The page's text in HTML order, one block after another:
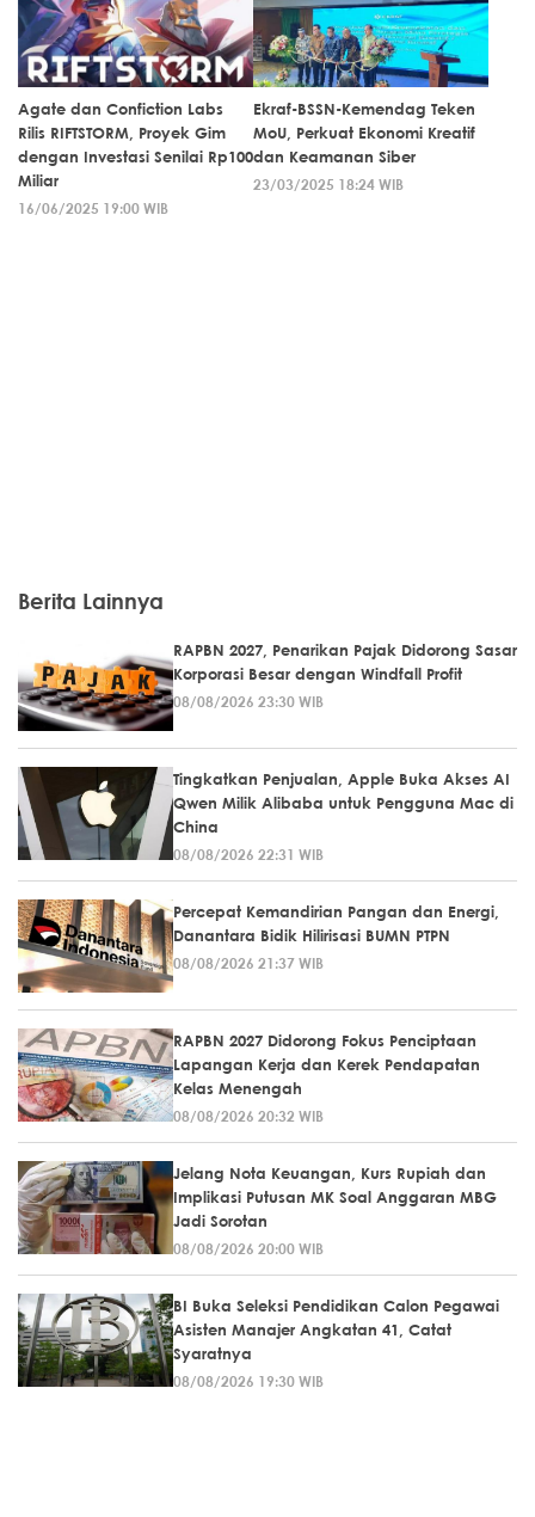
Agate dan Confiction Labs
Rilis RIFTSTORM, Proyek Gim
dengan Investasi Senilai Rp100
Miliar
16/06/2025 19:00 WIB
Ekraf-BSSN-Kemendag Teken
MoU, Perkuat Ekonomi Kreatif
dan Keamanan Siber
23/03/2025 18:24 WIB
Berita Lainnya
RAPBN 2027, Penarikan Pajak Didorong Sasar
Korporasi Besar dengan Windfall Profit
08/08/2026 23:30 WIB
Tingkatkan Penjualan, Apple Buka Akses AI
Qwen Milik Alibaba untuk Pengguna Mac di
China
08/08/2026 22:31 WIB
Percepat Kemandirian Pangan dan Energi,
Danantara Bidik Hilirisasi BUMN PTPN
08/08/2026 21:37 WIB
RAPBN 2027 Didorong Fokus Penciptaan
Lapangan Kerja dan Kerek Pendapatan
Kelas Menengah
08/08/2026 20:32 WIB
Jelang Nota Keuangan, Kurs Rupiah dan
Implikasi Putusan MK Soal Anggaran MBG
Jadi Sorotan
08/08/2026 20:00 WIB
BI Buka Seleksi Pendidikan Calon Pegawai
Asisten Manajer Angkatan 41, Catat
Syaratnya
08/08/2026 19:30 WIB